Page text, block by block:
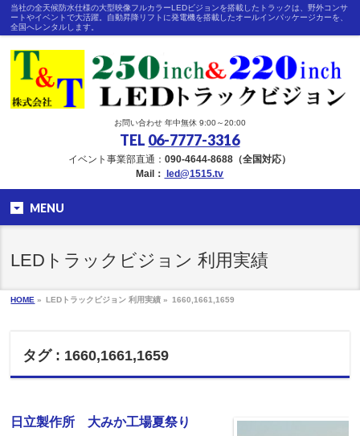
当社の全天候防水仕様の大型映像フルカラーLEDビジョンを搭載したトラックは、野外コンサ
ートやイベントで大活躍。自動昇降リフトに発電機を搭載したオールインパッケージカーを、
全国へレンタルします。
お問い合わせ 年中無休 9:00～20:00
TEL 06-7777-3316
イベント事業部直通：090-4644-8688（全国対応）
Mail：
led@1515.tv
MENU
LEDトラックビジョン 利用実績
HOME » LEDトラックビジョン 利用実績 » 1660,1661,1659
タグ : 1660,1661,1659
日立製作所 大みか工場夏祭り